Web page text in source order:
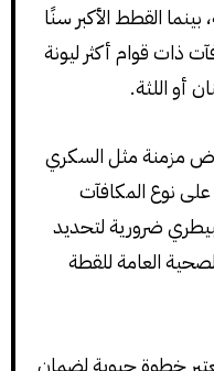
القطط الأكبر سنًا
ذات قوام أكثر ليونة
أو اللثة.
مزمنة مثل السكري
على نوع المكافآت
ضرورية لتحديد
العامة للقطة
خطوة حيوية لضمان